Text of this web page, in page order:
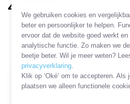
We gebruiken cookies en
beter en persoonlijker te helpen.
ervoor dat de website goed werkt
analytische functie. Zo maken we
beetje beter. Wil je meer weten?
privacyverklaring.
Klik op ‘Oké’ om te accepteren.
plaatsen we alleen functionele
4,4mm Jack -
8 PRODUCTEN
Filters